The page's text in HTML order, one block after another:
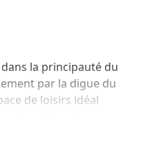
la principauté du
par la digue du
de loisirs idéal
revêtu et aux vues